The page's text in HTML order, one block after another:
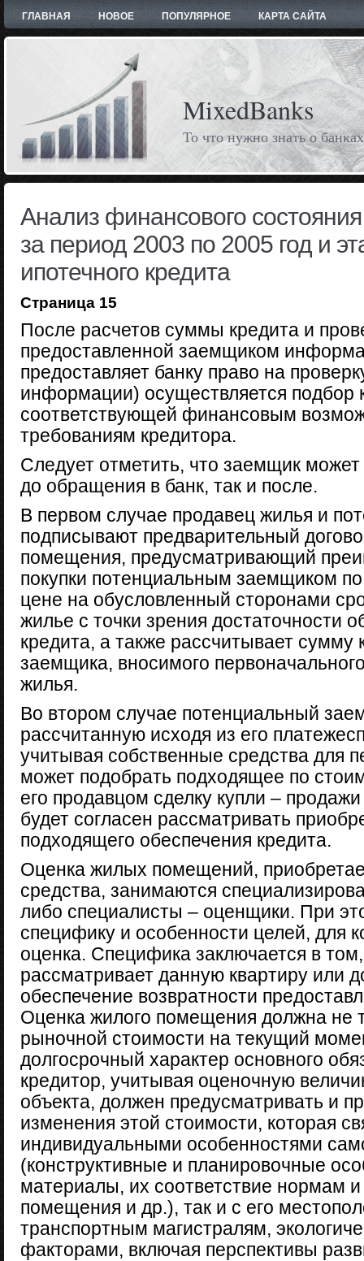
ГЛАВНАЯ НОВОЕ ПОПУЛЯРНОЕ КАРТА САЙТА
MixedBanks
То что нужно знать о банках
Анализ финансового
за период 2003 по 2005 год и
ипотечного кредита
Страница 15
После расчетов суммы кредита и
предоставленной заемщиком
предоставляет банку право на
информации) осуществляется подбор
соответствующей финансовым
требованиям кредитора.
Следует отметить, что заемщик
до обращения в банк, так и после.
В первом случае продавец жилья и
подписывают предварительный
помещения, предусматривающий
покупки потенциальным заемщиком
цене на обусловленный сторонами
жилье с точки зрения достаточности
кредита, а также рассчитывает сумму
заемщика, вносимого
жилья.
Во втором случае потенциальный
рассчитанную исходя из его
учитывая собственные средства для
может подобрать подходящее по
его продавцом сделку купли –
будет согласен рассматривать
подходящего обеспечения кредита.
Оценка жилых помещений,
средства, занимаются
либо специалисты – оценщики. При
специфику и особенности целей, для
оценка. Специфика заключается в
рассматривает данную квартиру или
обеспечение возвратности
Оценка жилого помещения должна не
рыночной стоимости на текущий
долгосрочный характер основного
кредитор, учитывая оценочную
объекта, должен предусматривать и
изменения этой стоимости, которая
индивидуальными особенностями
(конструктивные и планировочные
материалы, их соответствие нормам
помещения и др.), так и с его
транспортным магистралям,
факторами, включая перспективы